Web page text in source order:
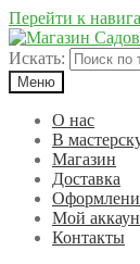
Перейти к
Искать:
Меню
О нас
В
Магазин
Доставка
Мой
Контакты